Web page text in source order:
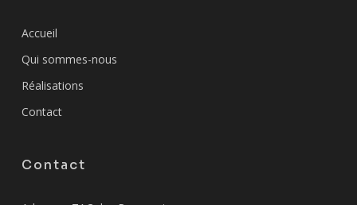
Accueil
Qui sommes-nous
Réalisations
Contact
Contact